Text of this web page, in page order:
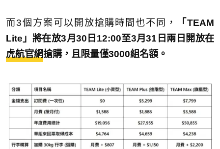
而3個方案可以開放搶購時間也不同，
「TEAM
Lite」將在放3月30日12:00至3月31日兩日開放在
虎航官網搶購，且限量僅3000組名額。